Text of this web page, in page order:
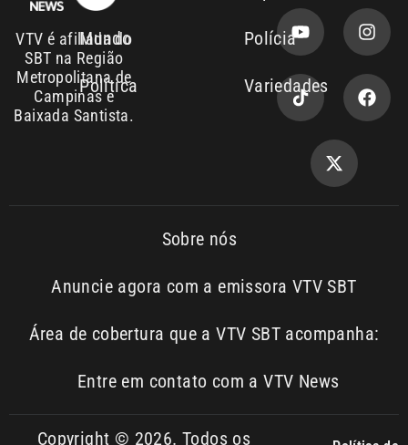
Anuncie agora com a emissora VTV SBT
Área de cobertura que a VTV SBT acompanha:
Entre em contato com a VTV News
01.773.119.0001-60
Política de
privacidade